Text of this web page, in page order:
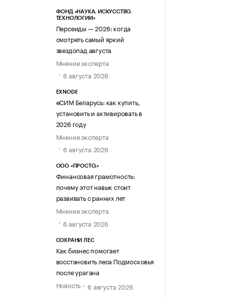
ФОНД «НАУКА. ИСКУССТВО.
ТЕХНОЛОГИИ»
Персеиды — 2026: когда
смотреть самый яркий
звездопад августа
Мнение эксперта
6 августа 2026
EXNODE
еСИМ Беларусь: как купить,
установить и активировать в
2026 году
Мнение эксперта
6 августа 2026
ООО «ПРОСТО.»
Финансовая грамотность:
почему этот навык стоит
развивать с ранних лет
Мнение эксперта
6 августа 2026
СОХРАНИ ЛЕС
Как бизнес помогает
восстановить леса Подмосковья
после урагана
Новость
6 августа 2026